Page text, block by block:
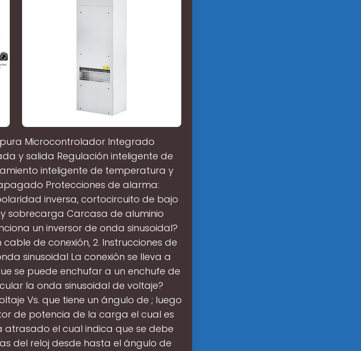
Microcontrolador Integrado
y salida Regulación inteligente de
inteligente de temperatura y
Protecciones de alarma:
inversa, cortocircuito de bajo
sobrecarga Carcasa de aluminio
un inversor de onda sinusoidal?
de conexión, 2. Instrucciones de
sinusoidal La conexión se lleva a
se puede enchufar a un enchufe de
la onda sinusoidal de voltaje?
Vs. que tiene un ángulo de ; luego
de potencia de la carga el cual es
atrasado el cual indica que se debe
del reloj desde hasta el ángulo de